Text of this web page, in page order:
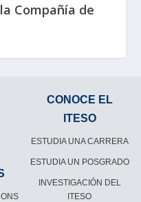
Compañía de
CONOCE EL
ITESO
ESTUDIA UNA CARRERA
ESTUDIA UN POSGRADO
INVESTIGACIÓN DEL
ITESO